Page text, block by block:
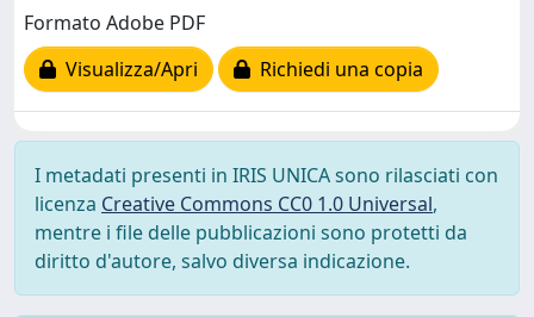
Formato Adobe PDF
Visualizza/Apri
Richiedi una copia
I metadati presenti in IRIS UNICA sono rilasciati con
licenza Creative Commons CC0 1.0 Universal,
mentre i file delle pubblicazioni sono protetti da
diritto d'autore, salvo diversa indicazione.